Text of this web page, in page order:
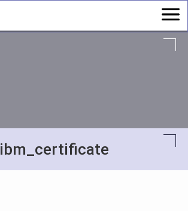
ibm_certificate